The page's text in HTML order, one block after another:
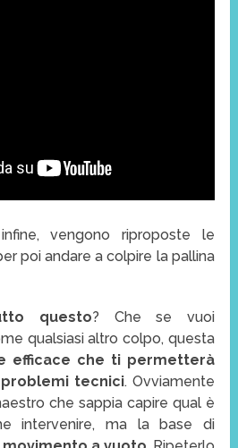
vengono riproposte le
poi andare a colpire la pallina
questo? Che se vuoi
qualsiasi altro colpo, questa
efficace che ti permetterà
tecnici. Ovviamente
che sappia capire qual è
intervenire, ma la base di